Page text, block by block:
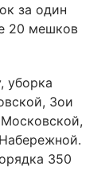
за один
20 мешков
уборка
Зои
350